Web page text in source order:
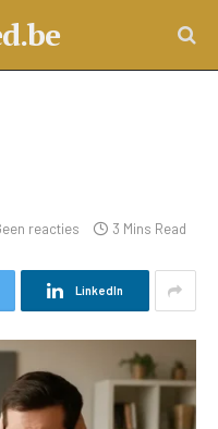
reacties 3 Mins Read
LinkedIn